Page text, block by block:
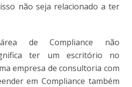
não seja relacionado a ter
de Compliance não
ter um escritório no
empresa de consultoria com
em Compliance também